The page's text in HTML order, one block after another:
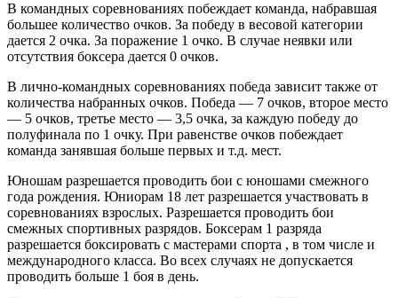
В командных соревнованиях побеждает команда, набравшая
большее количество очков. За победу в весовой категории
дается 2 очка. За поражение 1 очко. В случае неявки или
отсутствия боксера дается 0 очков.
В лично-командных соревнованиях победа зависит также от
количества набранных очков. Победа — 7 очков, второе место
— 5 очков, третье место — 3,5 очка, за каждую победу до
полуфинала по 1 очку. При равенстве очков побеждает
команда занявшая больше первых и т.д. мест.
Юношам разрешается проводить бои с юношами смежного
года рождения. Юниорам 18 лет разрешается участвовать в
соревнованиях взрослых. Разрешается проводить бои
смежных спортивных разрядов. Боксерам 1 разряда
разрешается боксировать с мастерами спорта , в том числе и
международного класса. Во всех случаях не допускается
проводить больше 1 боя в день.